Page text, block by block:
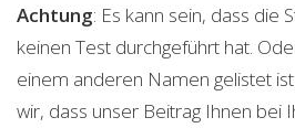
Achtung: Es kann sein, dass die
keinen Test durchgeführt hat.
einem anderen Namen gelistet
wir, dass unser Beitrag Ihnen bei